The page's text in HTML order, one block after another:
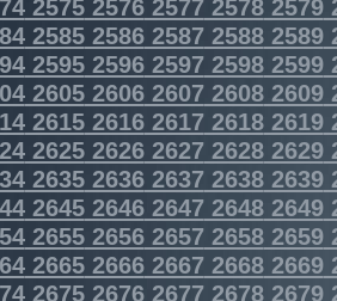
257525762577 25782579
258525862587 25882589
25952596259725982599
26052606260726082609
261526162617 26182619
262526262627 26282629
263526362637 26382639
264526462647 26482649
265526562657 26582659
266526662667 26682669
267526762677 26782679